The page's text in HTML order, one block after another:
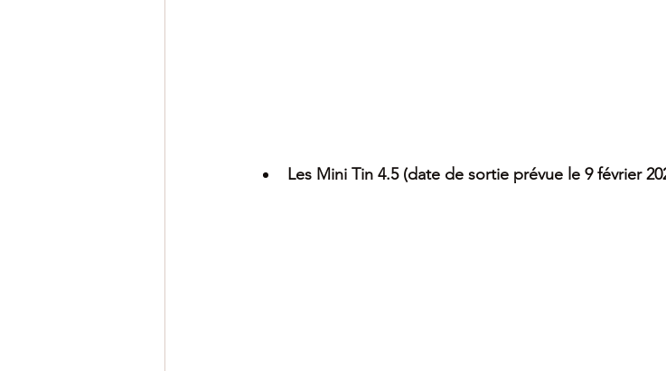
Les Mini Tin 4.5 (date de sortie prévue le 9 février